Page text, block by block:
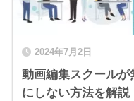
2024年7月2日
動画編集スクール
にしない方法を解説